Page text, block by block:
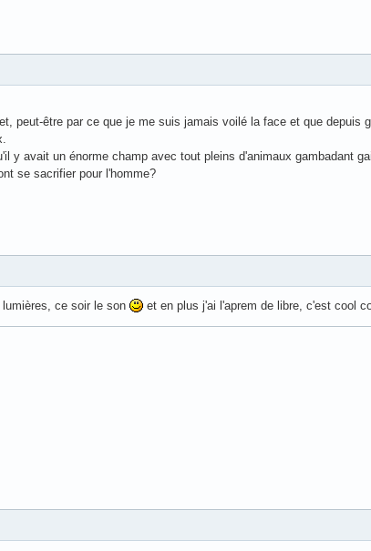
peut-être par ce que je me suis jamais voilé la face et que depuis
y avait un énorme champ avec tout pleins d'animaux gambadant
se sacrifier pour l'homme?
ce soir le son et en plus j'ai l'aprem de libre, c'est cool